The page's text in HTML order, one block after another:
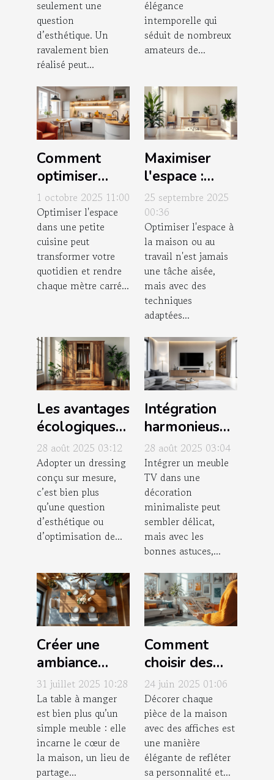
votre
propriété?
seulement une
question
d’esthétique. Un
ravalement bien
réalisé peut...
?
élégance
intemporelle qui
séduit de nombreux
amateurs de...
Comment
optimiser
l'espace dans
une petite
cuisine ?
1 octobre 2025 11:00
Optimiser l'espace
dans une petite
cuisine peut
transformer votre
quotidien et rendre
chaque mètre carré...
Maximiser
l'espace :
techniques et
astuces
d'optimisation
25 septembre 2025
00:36
Optimiser l'espace à
la maison ou au
travail n'est jamais
une tâche aisée,
mais avec des
techniques
adaptées...
Les avantages
écologiques
des dressings
conçus sur
mesure
28 août 2025 03:12
Adopter un dressing
conçu sur mesure,
c’est bien plus
qu’une question
d’esthétique ou
d’optimisation de...
Intégration
harmonieuse
d'un meuble
TV dans une
décoration
minimaliste
28 août 2025 03:04
Intégrer un meuble
TV dans une
décoration
minimaliste peut
sembler délicat,
mais avec les
bonnes astuces,...
Créer une
ambiance
unique avec
votre table à
manger
31 juillet 2025 10:28
La table à manger
est bien plus qu’un
simple meuble : elle
incarne le cœur de
la maison, un lieu de
partage...
Comment
choisir des
affiches pour
chaque pièce
de la maison
24 juin 2025 01:06
Décorer chaque
pièce de la maison
avec des affiches est
une manière
élégante de refléter
sa personnalité et...